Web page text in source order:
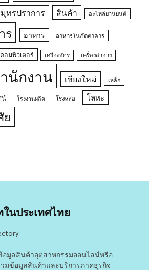
ทรปราการ สินค้า อะไหล่ยานยนต์
ร อาหาร อาหารในภัตตาคาร
อมพิวเตอร์ เครื่องจักร เครื่องสำอาง
นักงาน เชียงใหม่ เหล็ก
น์ โรงงานผลิต โรงหล่อ โลหะ
ย
นประเทศไทย
อมูลสินค้าอุตสาหกรรมออนไลน์หรือ
วมข้อมูลสินค้าและบริการภาคธุรกิจ